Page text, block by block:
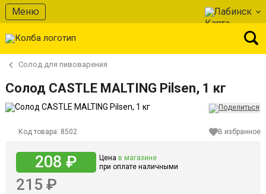
Меню Лабинск
Солод для пивоварения
Солод CASTLE MALTING Pilsen, 1 кг
Код товара: 8502 В избранное
208 ₽ Цена в магазине
при оплате наличными
215 ₽